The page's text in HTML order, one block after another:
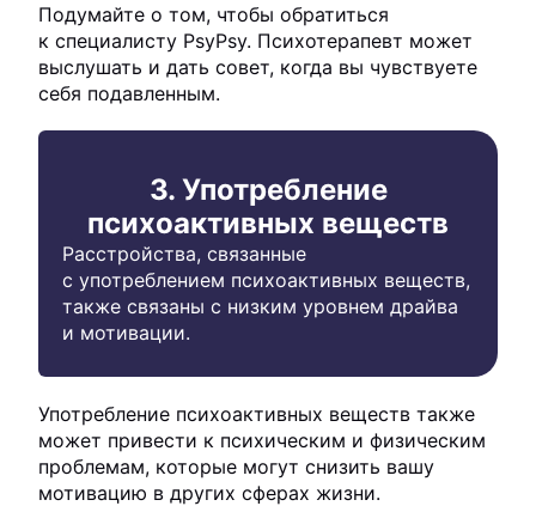
Подумайте о том, чтобы обратиться
к специалисту PsyPsy. Психотерапевт может
выслушать и дать совет, когда вы чувствуете
себя подавленным.
3. Употребление
психоактивных веществ
Расстройства, связанные
с употреблением психоактивных веществ,
также связаны с низким уровнем драйва
и мотивации.
Употребление психоактивных веществ также
может привести к психическим и физическим
проблемам, которые могут снизить вашу
мотивацию в других сферах жизни.